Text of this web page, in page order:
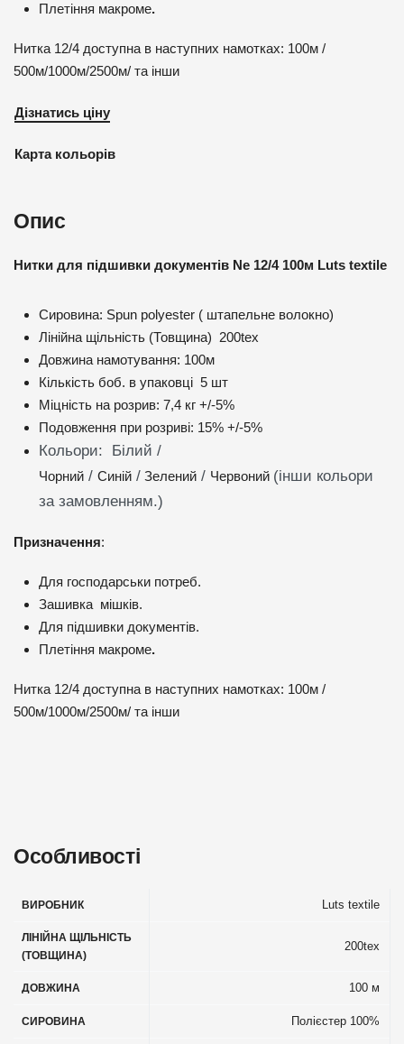
Плетіння макроме.
Нитка 12/4 доступна в наступних намотках: 100м /
500м/1000м/2500м/ та інши
Дізнатись ціну
Карта кольорів
Опис
Нитки для підшивки документів Ne 12/4 100м Luts textile
Сировина: Spun polyester ( штапельне волокно)
Лінійна щільність (Товщина) 200tex
Довжина намотування: 100м
Кількість боб. в упаковці 5 шт
Міцність на розрив: 7,4 кг +/-5%
Подовження при розриві: 15% +/-5%
Кольори: Білий /
Чорний /Синій / Зелений / Червоний (інши кольори
за замовленням.)
Призначення:
Для господарськи потреб.
Зашивка мішків.
Для підшивки документів.
Плетіння макроме.
Нитка 12/4 доступна в наступних намотках: 100м /
500м/1000м/2500м/ та інши
Особливості
ВИРОБНИК Luts textile
ЛІНІЙНА ЩІЛЬНІСТЬ
(ТОВЩИНА)
200tex
ДОВЖИНА 100 м
СИРОВИНА Полієстер 100%